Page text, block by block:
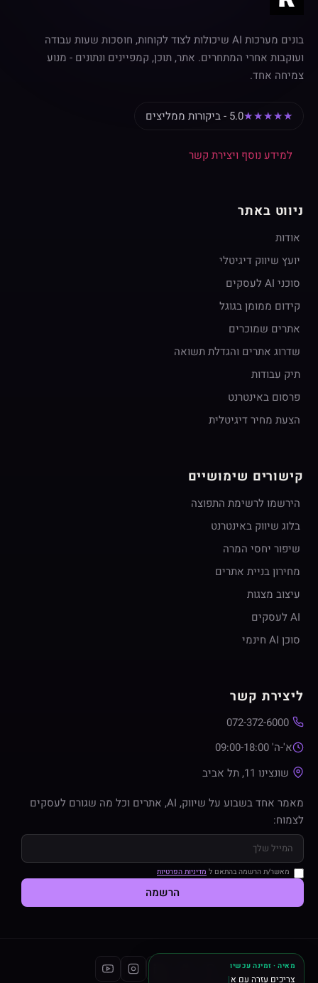
בונים מערכות AI שיכולות לצוד לקוחות, חוסכות שעות עבודה
ועוקבות אחרי המתחרים. אתר, תוכן, קמפיינים ונתונים - מנוע
צמיחה אחד.
★★★★★5.0 - ביקורות ממליצים
למידע נוסף ויצירת קשר
ניווט באתר
אודות
יועץ שיווק דיגיטלי
סוכני AI לעסקים
קידום ממומן בגוגל
אתרים שמוכרים
שדרוג אתרים והגדלת תשואה
תיק עבודות
פרסום באינטרנט
הצעת מחיר דיגיטלית
קישורים שימושיים
הירשמו לרשימת התפוצה
בלוג שיווק באינטרנט
שיפור יחסי המרה
מחירון בניית אתרים
עיצוב מצגות
AI לעסקים
סוכן AI חינמי
ליצירת קשר
072-372-6000
א'-ה' 09:00-18:00
שונצינו 11, תל אביב
מאמר אחד בשבוע על שיווק, AI, אתרים וכל מה שגורם לעסקים
לצמוח:
מאשר/ת הרשמה בהתאם ל מדיניות הפרטיות
הרשמה
מאיה · זמינה עכשיו
צריכים עזרה עם אתר או